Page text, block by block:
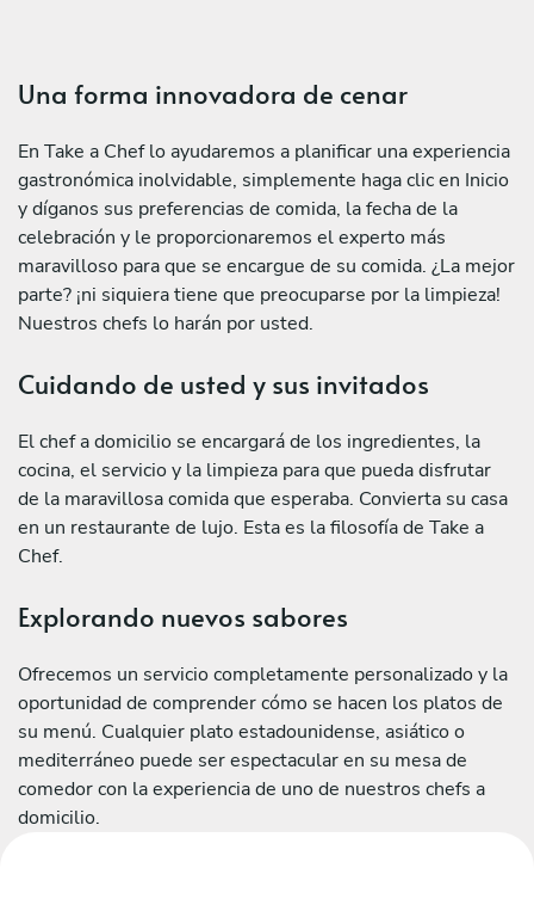
Una forma innovadora de cenar
En Take a Chef lo ayudaremos a planificar una experiencia
gastronómica inolvidable, simplemente haga clic en Inicio
y díganos sus preferencias de comida, la fecha de la
celebración y le proporcionaremos el experto más
maravilloso para que se encargue de su comida. ¿La mejor
parte? ¡ni siquiera tiene que preocuparse por la limpieza!
Nuestros chefs lo harán por usted.
Cuidando de usted y sus invitados
El chef a domicilio se encargará de los ingredientes, la
cocina, el servicio y la limpieza para que pueda disfrutar
de la maravillosa comida que esperaba. Convierta su casa
en un restaurante de lujo. Esta es la filosofía de Take a
Chef.
Explorando nuevos sabores
Ofrecemos un servicio completamente personalizado y la
oportunidad de comprender cómo se hacen los platos de
su menú. Cualquier plato estadounidense, asiático o
mediterráneo puede ser espectacular en su mesa de
comedor con la experiencia de uno de nuestros chefs a
domicilio.